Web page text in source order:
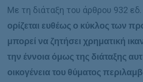
Με τη διάταξη του άρθρου 932 εδ.
ορίζεται ευθέως ο κύκλος των
μπορεί να ζητήσει χρηματική
την έννοια όμως της διάταξης
οικογένεια του θύματος